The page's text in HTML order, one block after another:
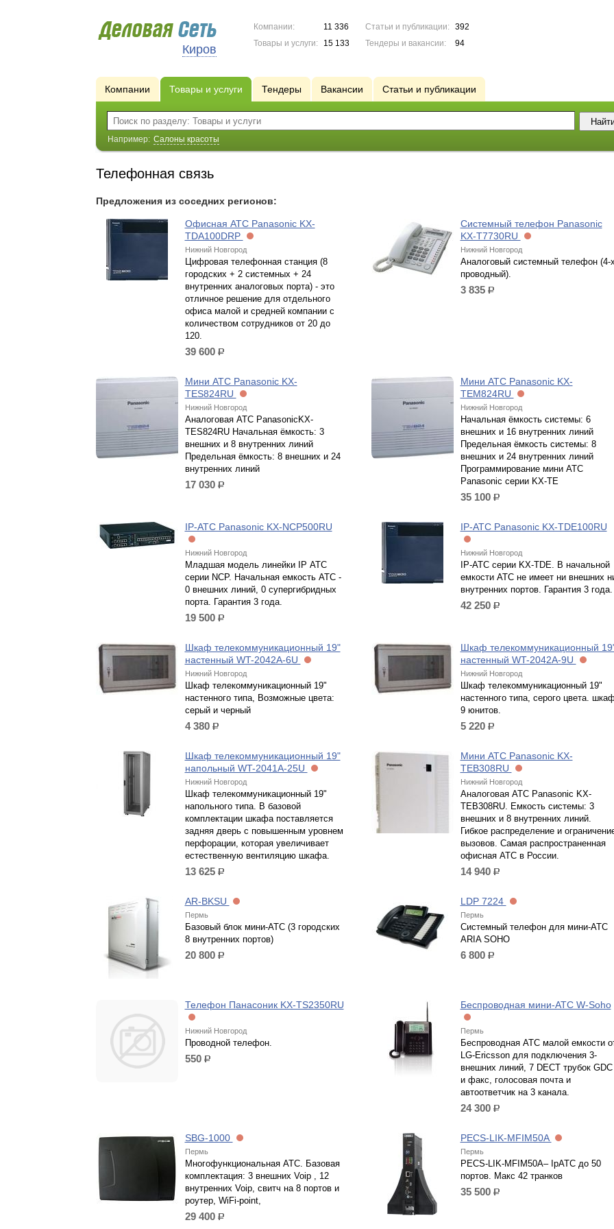
Киров
Компании:
11 336
Товары и услуги:
15 133
Статьи и публикации:
392
Тендеры и вакансии:
94
Компании Товары и услуги Тендеры Вакансии Статьи и публикации
Например: Салоны красоты
Телефонная связь
Предложения из соседних регионов:
Офисная АТС Panasonic KX-
TDA100DRP
Нижний Новгород
Цифровая телефонная станция (8
городских + 2 системных + 24
внутренних аналоговых порта) - это
отличное решение для отдельного
офиса малой и средней компании с
количеством сотрудников от 20 до
120.
39 600 р.
Системный телефон Panasonic
KX-T7730RU
Нижний Новгород
Аналоговый системный телефон (4-
проводный).
3 835 р.
Мини АТС Panasonic KX-
TES824RU
Нижний Новгород
Аналоговая АТС PanasonicKX-
TES824RU Начальная ёмкость: 3
внешних и 8 внутренних линий
Предельная ёмкость: 8 внешних и 24
внутренних линий
17 030 р.
Мини АТС Panasonic KX-
TEM824RU
Нижний Новгород
Начальная ёмкость системы: 6
внешних и 16 внутренних линий
Предельная ёмкость системы: 8
внешних и 24 внутренних линий
Программирование мини АТС
Panasonic серии KX-TE
35 100 р.
IP-АТС Panasonic KX-NCP500RU
Нижний Новгород
Младшая модель линейки IP АТС
серии NCP. Начальная емкость АТС -
0 внешних линий, 0 супергибридных
порта. Гарантия 3 года.
19 500 р.
IP-АТС Panasonic KX-TDE100RU
Нижний Новгород
IP-АТС серии KX-TDE. В начальной
емкости АТС не имеет ни внешних
внутренних портов. Гарантия 3 года.
42 250 р.
Шкаф телекоммуникационный 19"
настенный WT-2042A-6U
Нижний Новгород
Шкаф телекоммуникационный 19"
настенного типа, Возможные цвета:
серый и черный
4 380 р.
Шкаф телекоммуникационный
настенный WT-2042A-9U
Нижний Новгород
Шкаф телекоммуникационный 19"
настенного типа, серого цвета.
9 юнитов.
5 220 р.
Шкаф телекоммуникационный 19"
напольный WT-2041A-25U
Нижний Новгород
Шкаф телекоммуникационный 19"
напольного типа. В базовой
комплектации шкафа поставляется
задняя дверь с повышенным уровнем
перфорации, которая увеличивает
естественную вентиляцию шкафа.
13 625 р.
Мини АТС Panasonic KX-
TEB308RU
Нижний Новгород
Аналоговая АТС Panasonic KX-
TEB308RU. Емкость системы: 3
внешних и 8 внутренних линий.
Гибкое распределение и
вызовов. Самая распространенная
офисная АТС в России.
14 940 р.
AR-BKSU
Пермь
Базовый блок мини-АТС (3 городских
8 внутренних портов)
20 800 р.
LDP 7224
Пермь
Системный телефон для мини-АТС
ARIA SOHO
6 800 р.
Телефон Панасоник KX-TS2350RU
Нижний Новгород
Проводной телефон.
550 р.
Беспроводная мини-АТС W-Soho
Пермь
Беспроводная АТС малой емкости
LG-Ericsson для подключения 3-
внешних линий, 7 DECT трубок GDC
и факс, голосовая почта и
автоответчик на 3 канала.
24 300 р.
SBG-1000
Пермь
Многофункциональная АТС. Базовая
комплектация: 3 внешних Voip , 12
внутренних Voip, свитч на 8 портов и
роутер, WiFi-point,
29 400 р.
PECS-LIK-MFIM50A
Пермь
PECS-LIK-MFIM50A– IpATC до 50
портов. Макс 42 транков
35 500 р.